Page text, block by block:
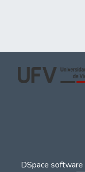
DSpace software